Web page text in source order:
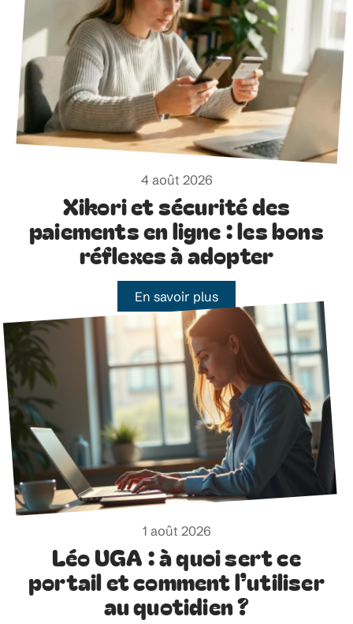
4 août 2026
Xikori et sécurité des
paiements en ligne : les bons
réflexes à adopter
En savoir plus
1 août 2026
Léo UGA : à quoi sert ce
portail et comment l’utiliser
au quotidien ?